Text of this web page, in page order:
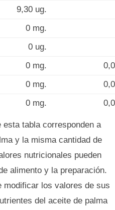
9,30 ug.
0 mg.
0 ug.
0 mg.
0 mg.
0 mg.
esta tabla corresponden a
y la misma cantidad de
nutricionales pueden
alimento y la preparación.
modificar los valores de sus
del aceite de palma